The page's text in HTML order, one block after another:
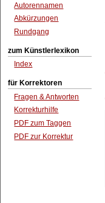
Autorennamen
Abkürzungen
Rundgang
zum Künstlerlexikon
Index
für Korrektoren
Fragen & Antworten
Korrekturhilfe
PDF zum Taggen
PDF zur Korrektur